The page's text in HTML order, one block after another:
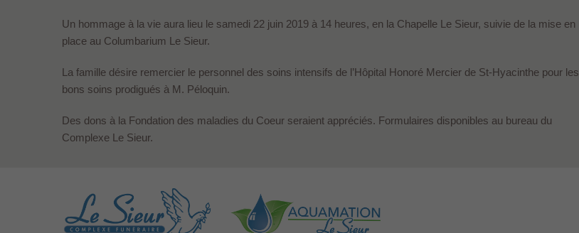
Un hommage à la vie aura lieu le samedi 22 juin 2019 à 14 heures, en la Chapelle Le Sieur, suivie de la mise en
place au Columbarium Le Sieur.
La famille désire remercier le personnel des soins intensifs de l’Hôpital Honoré Mercier de St-Hyacinthe pour les
bons soins prodigués à M. Péloquin.
Des dons à la Fondation des maladies du Coeur seraient appréciés. Formulaires disponibles au bureau du
Complexe Le Sieur.